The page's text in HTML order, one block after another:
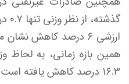
ارزشی ۶ درصد کاهش
۱۶.۳ درصد کاهش یافته است.